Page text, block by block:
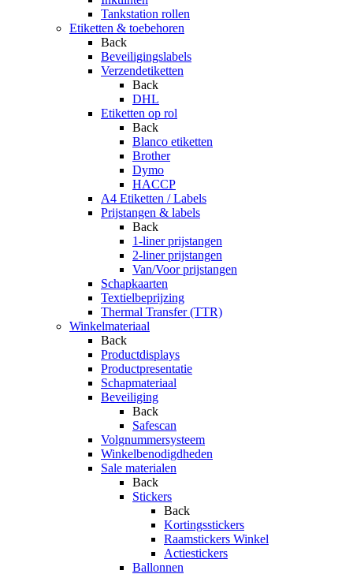
Tankstation rollen
Etiketten & toebehoren
Back
Beveiligingslabels
Verzendetiketten
Back
DHL
Etiketten op rol
Back
Blanco etiketten
Brother
Dymo
HACCP
A4 Etiketten / Labels
Prijstangen & labels
Back
1-liner prijstangen
2-liner prijstangen
Van/Voor prijstangen
Schapkaarten
Textielbeprijzing
Thermal Transfer (TTR)
Winkelmateriaal
Back
Productdisplays
Productpresentatie
Schapmateriaal
Beveiliging
Back
Safescan
Volgnummersysteem
Winkelbenodigdheden
Sale materialen
Back
Stickers
Back
Kortingsstickers
Raamstickers Winkel
Actiestickers
Ballonnen